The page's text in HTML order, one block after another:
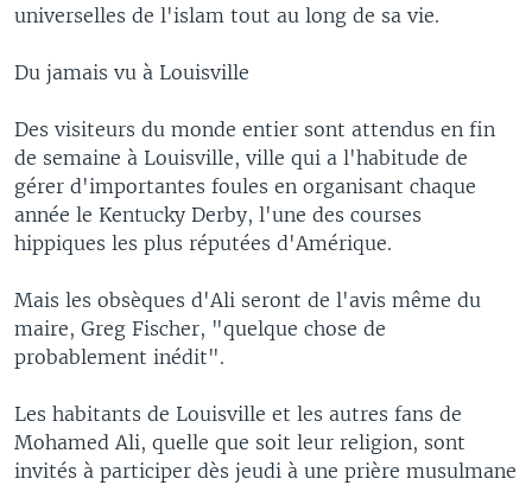
universelles de l'islam tout au long de sa vie.
Du jamais vu à Louisville
Des visiteurs du monde entier sont attendus en fin
de semaine à Louisville, ville qui a l'habitude de
gérer d'importantes foules en organisant chaque
année le Kentucky Derby, l'une des courses
hippiques les plus réputées d'Amérique.
Mais les obsèques d'Ali seront de l'avis même du
maire, Greg Fischer, "quelque chose de
probablement inédit".
Les habitants de Louisville et les autres fans de
Mohamed Ali, quelle que soit leur religion, sont
invités à participer dès jeudi à une prière musulmane